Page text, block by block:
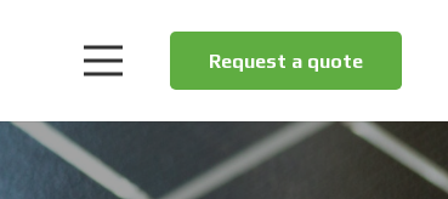
Request a quote